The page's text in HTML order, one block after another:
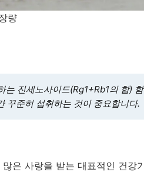
량
는 진세노사이드(Rg1+Rb1의 합)
꾸준히 섭취하는 것이 중요합니다.
은 사랑을 받는 대표적인 건강